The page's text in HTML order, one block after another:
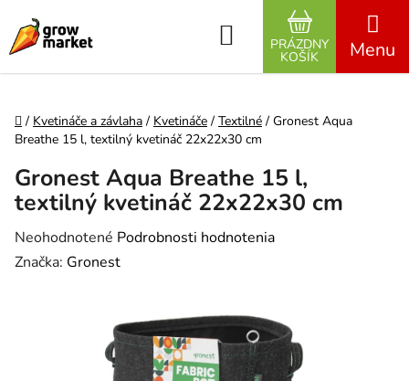
Hľadať
NÁKUPNÝ
PRÁZDNY
KOŠÍK
Domov
/ Kvetináče a závlaha / Kvetináče / Textilné / Gronest Aqua
Breathe 15 l, textilný kvetináč 22x22x30 cm
Gronest Aqua Breathe 15 l,
textilný kvetináč 22x22x30 cm
Priemerné hodnotenie produktu je 0,0 z 5 hviezdičiek.
Neohodnotené Podrobnosti hodnotenia
Značka: Gronest